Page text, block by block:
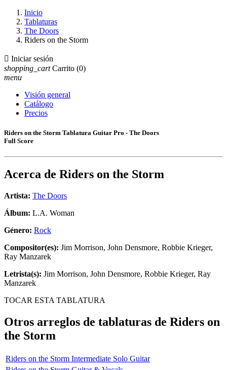
Inicio
Tablaturas
The Doors
Riders on the Storm
 Iniciar sesión
shopping_cart Carrito (0)
menu
Visión general
Catálogo
Precios
Riders on the Storm Tablatura Guitar Pro - The Doors
Full Score
Acerca de Riders on the Storm
Artista: The Doors
Álbum: L.A. Woman
Género: Rock
Compositor(es): Jim Morrison, John Densmore, Robbie Krieger,
Ray Manzarek
Letrista(s): Jim Morrison, John Densmore, Robbie Krieger, Ray
Manzarek
TOCAR ESTA TABLATURA
Otros arreglos de tablaturas de Riders on
the Storm
Riders on the Storm Intermediate Solo Guitar